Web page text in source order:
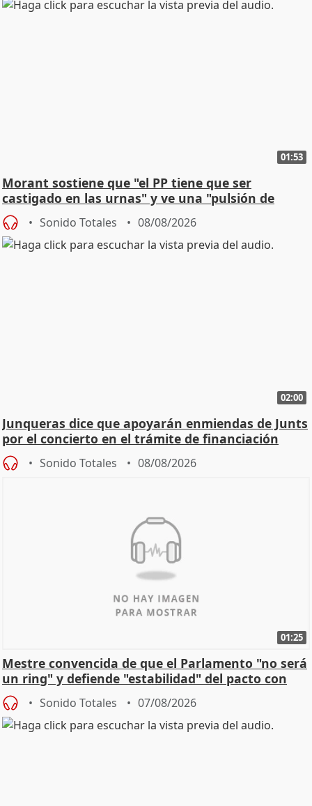
01:53
Morant sostiene que "el PP tiene que ser
castigado en las urnas" y ve una "pulsión de
cambio"
Sonido Totales 08/08/2026
02:00
Junqueras dice que apoyarán enmiendas de Junts
por el concierto en el trámite de financiación
Sonido Totales 08/08/2026
01:25
Mestre convencida de que el Parlamento "no será
un ring" y defiende "estabilidad" del pacto con
Vox
Sonido Totales 07/08/2026